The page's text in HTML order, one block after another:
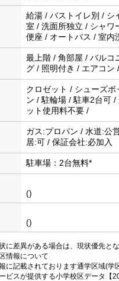
給湯 / バストイレ別 / シ
室 / 洗面所独立 / シャワ
便座 / オートバス / 室内
最上階 / 角部屋 / バルコ
グ / 照明付き / エアコン /
クロゼット / シューズ
ン / 駐輪場 / 駐車2台可
ット使用料不要 /
ガス:プロパン / 水道:公
居:可 / 保証会社:必加入
駐車場：2台無料*
()
()
に差異がある場合は、現状優先とな
情報について
に記載されております通学区域(学
ビスが提供する小学校区データ【